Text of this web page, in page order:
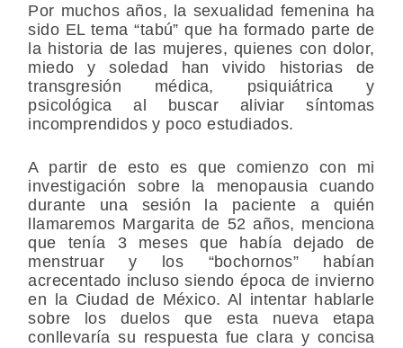
Por muchos años, la sexualidad femenina ha
sido EL tema “tabú” que ha formado parte de
la historia de las mujeres, quienes con dolor,
miedo y soledad han vivido historias de
transgresión médica, psiquiátrica y
psicológica al buscar aliviar síntomas
incomprendidos y poco estudiados.
A partir de esto es que comienzo con mi
investigación sobre la menopausia cuando
durante una sesión la paciente a quién
llamaremos Margarita de 52 años, menciona
que tenía 3 meses que había dejado de
menstruar y los “bochornos” habían
acrecentado incluso siendo época de invierno
en la Ciudad de México. Al intentar hablarle
sobre los duelos que esta nueva etapa
conllevaría su respuesta fue clara y concisa